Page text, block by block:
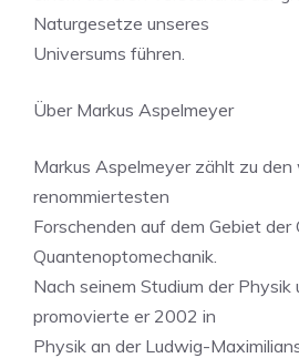
Naturgesetze unseres
Universums führen.
Über Markus Aspelmeyer
Markus Aspelmeyer zählt zu
renommiertesten
Forschenden auf dem Gebiet der
Quantenoptomechanik.
Nach seinem Studium der Physik
promovierte er 2002 in
Physik an der Ludwig-